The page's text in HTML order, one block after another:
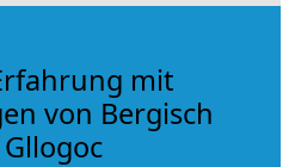
mit
von Bergisch